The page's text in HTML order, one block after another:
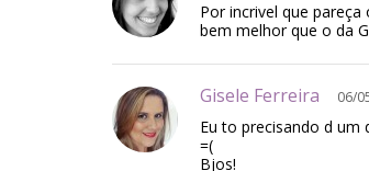
Por incrivel que
bem melhor que o da
Gisele Ferreira 06/
Eu to precisando d um
=(
Bjos!